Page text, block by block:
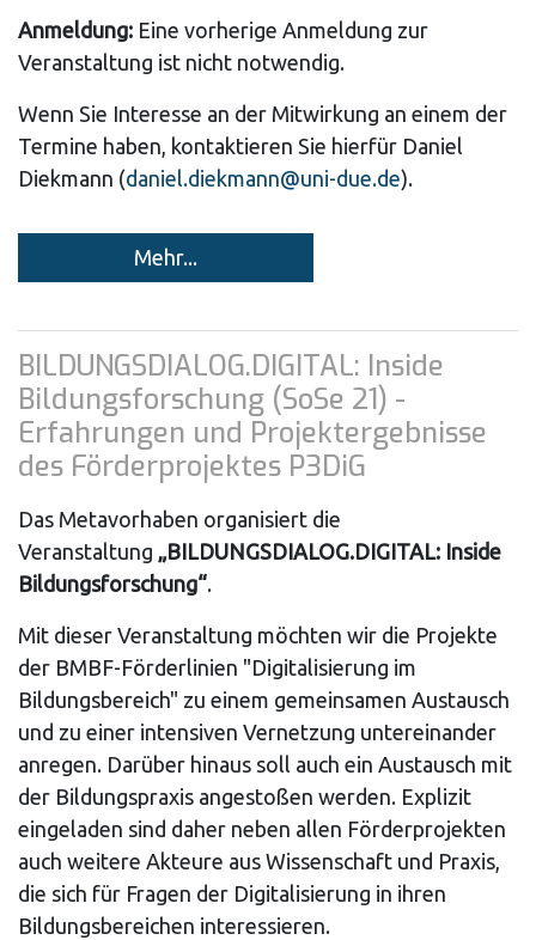
Anmeldung: Eine vorherige Anmeldung zur
Veranstaltung ist nicht notwendig.
Wenn Sie Interesse an der Mitwirkung an einem der
Termine haben, kontaktieren Sie hierfür Daniel
Diekmann (daniel.diekmann@uni-due.de).
Mehr...
BILDUNGSDIALOG.DIGITAL: Inside
Bildungsforschung (SoSe 21) -
Erfahrungen und Projektergebnisse
des Förderprojektes P3DiG
Das Metavorhaben organisiert die
Veranstaltung „BILDUNGSDIALOG.DIGITAL: Inside
Bildungsforschung“.
Mit dieser Veranstaltung möchten wir die Projekte
der BMBF-Förderlinien "Digitalisierung im
Bildungsbereich" zu einem gemeinsamen Austausch
und zu einer intensiven Vernetzung untereinander
anregen. Darüber hinaus soll auch ein Austausch mit
der Bildungspraxis angestoßen werden. Explizit
eingeladen sind daher neben allen Förderprojekten
auch weitere Akteure aus Wissenschaft und Praxis,
die sich für Fragen der Digitalisierung in ihren
Bildungsbereichen interessieren.